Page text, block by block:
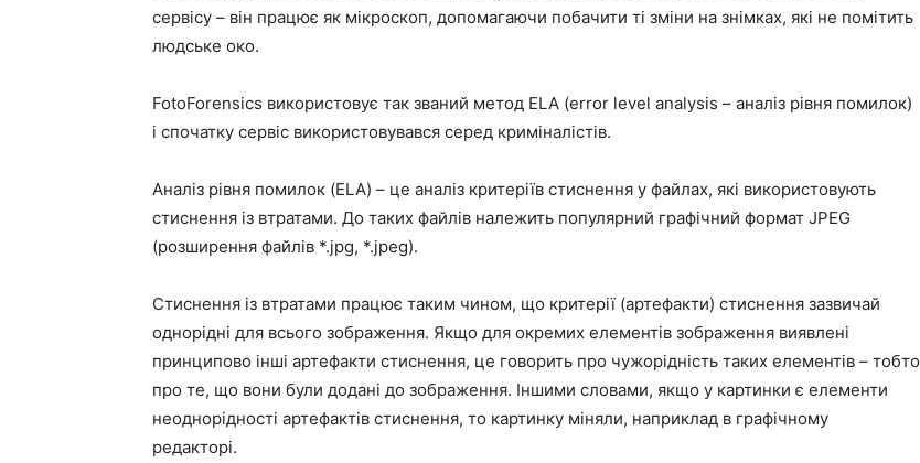
сервісу – він працює як мікроскоп, допомагаючи побачити ті зміни на знімках, які не помітить
людське око.
FotoForensics використовує так званий метод ELA (error level analysis – аналіз рівня помилок)
і спочатку сервіс використовувався серед криміналістів.
Аналіз рівня помилок (ELA) – це аналіз критеріїв стиснення у файлах, які використовують
стиснення із втратами. До таких файлів належить популярний графічний формат JPEG
(розширення файлів *.jpg, *.jpeg).
Стиснення із втратами працює таким чином, що критерії (артефакти) стиснення зазвичай
однорідні для всього зображення. Якщо для окремих елементів зображення виявлені
принципово інші артефакти стиснення, це говорить про чужорідність таких елементів – тобто
про те, що вони були додані до зображення. Іншими словами, якщо у картинки є елементи
неоднорідності артефактів стиснення, то картинку міняли, наприклад в графічному
редакторі.